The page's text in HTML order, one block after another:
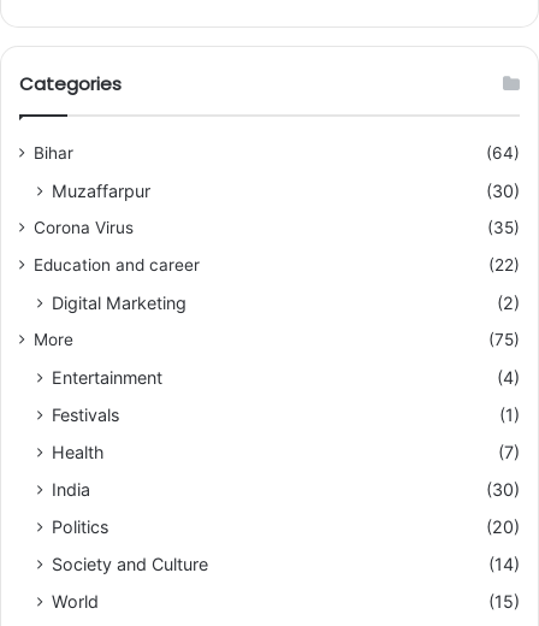
Categories
Bihar (64)
Muzaffarpur (30)
Corona Virus
(35)
Education and career
(22)
Digital Marketing (2)
More (75)
Entertainment
(4)
Festivals
(1)
Health
(7)
India
(30)
Politics
(20)
Society and Culture
(14)
World
(15)